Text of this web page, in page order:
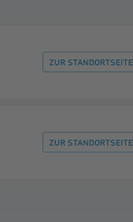
ZUR STANDORTSEITE
ZUR STANDORTSEITE